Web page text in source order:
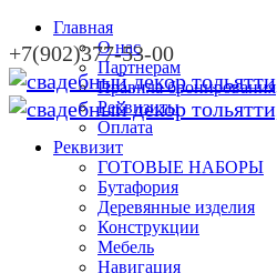
+7(902)377-53-00
Главная
О нас
Партнерам
Правила бронирования
Реквизиты
Оплата
Реквизит
ГОТОВЫЕ НАБОРЫ
Бутафория
Деревянные изделия
Конструкции
Мебель
Навигация